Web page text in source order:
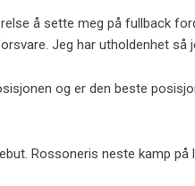
å sette meg på fullback
Jeg har utholdenhet så
og er den beste
Rossoneris neste kamp på